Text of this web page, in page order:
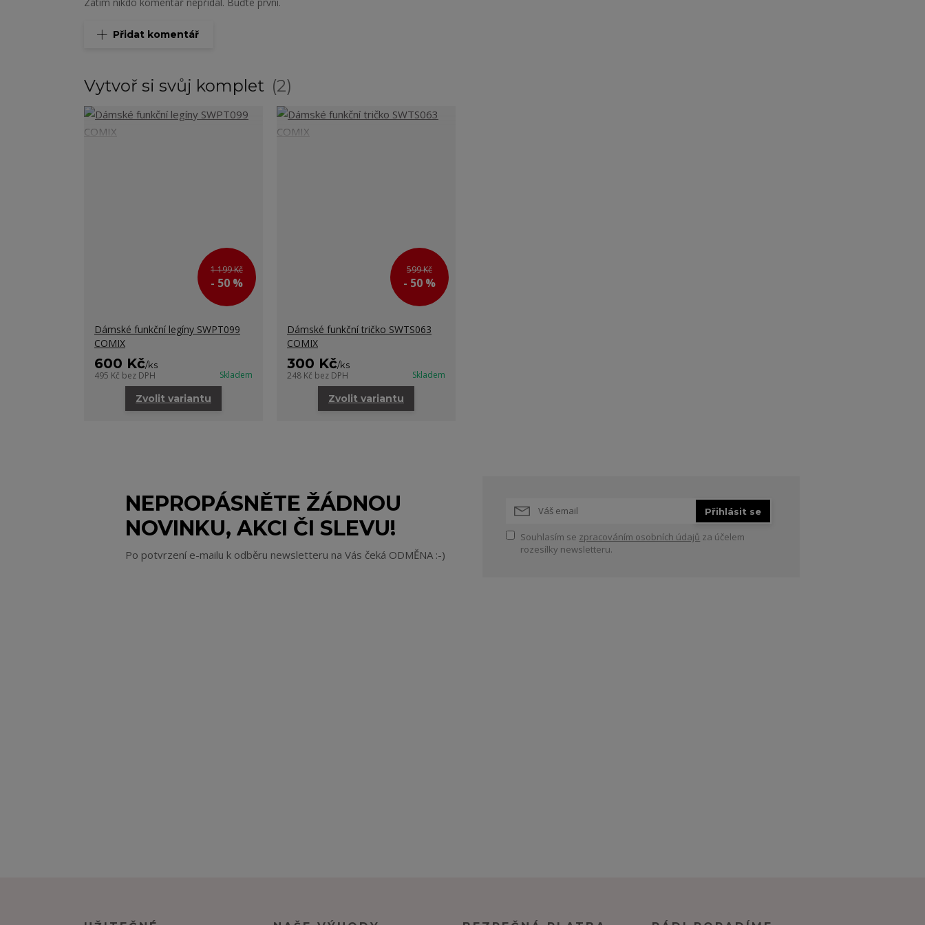
Přidat komentář
Vytvoř si svůj komplet 2
1 199 Kč
- 50 %
Dámské funkční legíny SWPT099
COMIX
600 Kč/ks
495 Kč bez DPH Skladem
Zvolit variantu
599 Kč
- 50 %
Dámské funkční tričko SWTS063
COMIX
300 Kč/ks
248 Kč bez DPH Skladem
Zvolit variantu
NEPROPÁSNĚTE ŽÁDNOU
NOVINKU, AKCI ČI SLEVU!
Po potvrzení e-mailu k odběru newsletteru na Vás čeká ODMĚNA :-)
Přihlásit se
Souhlasím se zpracováním osobních údajů za účelem
rozesílky newsletteru.